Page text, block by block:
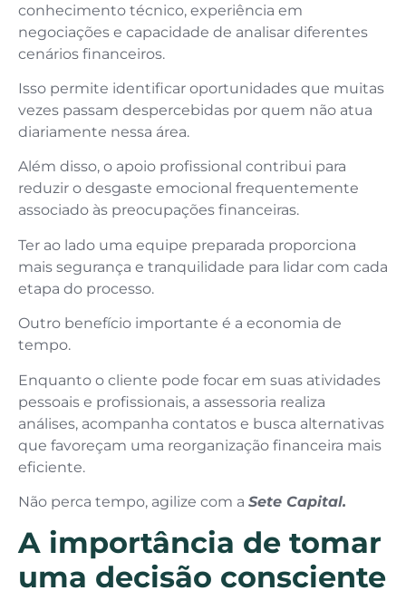
conhecimento técnico, experiência em
negociações e capacidade de analisar diferentes
cenários financeiros.
Isso permite identificar oportunidades que muitas
vezes passam despercebidas por quem não atua
diariamente nessa área.
Além disso, o apoio profissional contribui para
reduzir o desgaste emocional frequentemente
associado às preocupações financeiras.
Ter ao lado uma equipe preparada proporciona
mais segurança e tranquilidade para lidar com cada
etapa do processo.
Outro benefício importante é a economia de
tempo.
Enquanto o cliente pode focar em suas atividades
pessoais e profissionais, a assessoria realiza
análises, acompanha contatos e busca alternativas
que favoreçam uma reorganização financeira mais
eficiente.
Não perca tempo, agilize com a Sete Capital.
A importância de tomar
uma decisão consciente